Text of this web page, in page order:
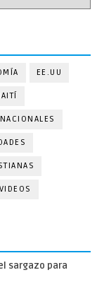
EE.UU
NACIONALES
VIDEOS
sargazo para